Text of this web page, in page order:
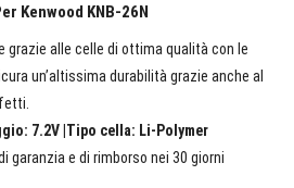
Kenwood KNB-26N
grazie alle celle di ottima qualità con le
un’altissima durabilità grazie anche al
7.2V |Tipo cella: Li-Polymer
garanzia e di rimborso nei 30 giorni